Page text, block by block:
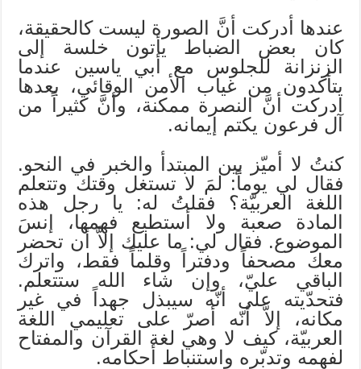
عندها أدركت أنَّ الصورة ليست كالحقيقة،
كان بعض الضباط يأتون خلسة إلى
الزنزانة للجلوس مع أبي ياسين عندما
يتأكدون من غياب الأمن الوقائي، بعدها
ادركت أنَّ النصرة ممكنة، وأنَّ كثيراً من
آل فرعون يكتم إيمانه.
كنتُ لا أميّز بين المبتدأ والخبر في النحو.
فقال لي يوماً: لمَ لا تستغل وقتك وتتعلم
اللغة العربيّة؟ فقلتُ له: يا رجل هذه
المادة صعبة ولا أستطيع فهمها، إنسَ
الموضوع. فقال لي: ما عليك إلاَّ أن تحضر
معك مصحفاً ودفتراً وقلماً فقط، واترك
الباقي عليّ، وإن شاء الله ستتعلم.
فتحدّيته على أنّه سيبذل جهداً في غير
مكانه، إلاَّ أنّه أصرّ على تعليمي اللغة
العربيّة، كيف لا وهي لغة القرآن والمفتاح
لفهمه وتدبّره واستنباط أحكامه.